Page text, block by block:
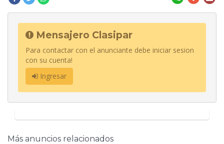
Mensajero Clasipar
Para contactar con el anunciante debe iniciar sesion
con su cuenta!
Ingresar
Más anuncios relacionados